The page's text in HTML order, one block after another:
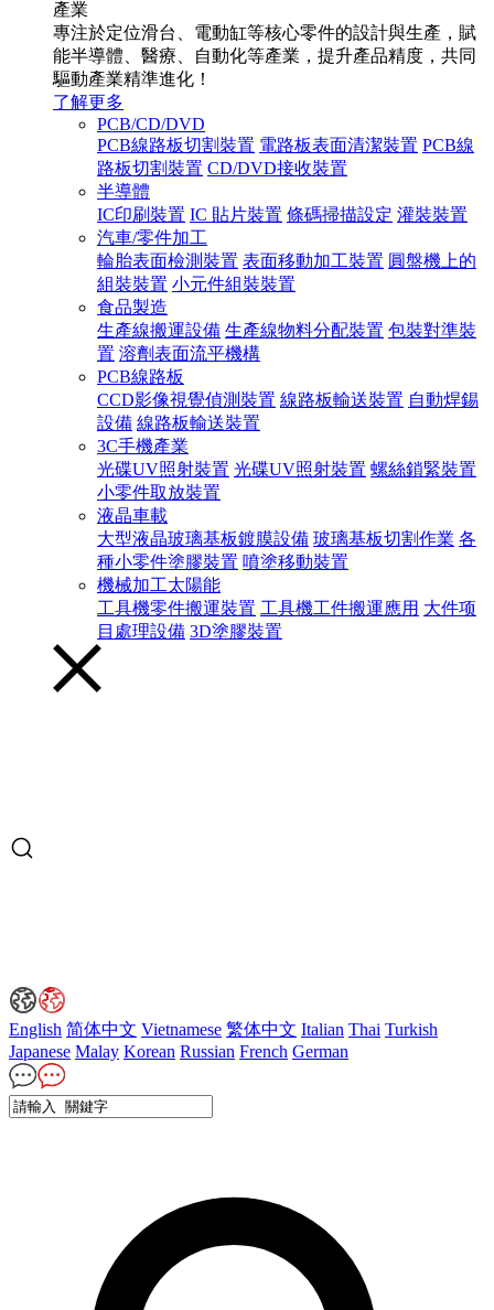
產業
專注於定位滑台、電動缸等核心零件的設計與生產，賦
能半導體、醫療、自動化等產業，提升產品精度，共同
驅動產業精準進化！
了解更多
PCB/CD/DVD
PCB線路板切割裝置 電路板表面清潔裝置 PCB線
路板切割裝置 CD/DVD接收裝置
半導體
IC印刷裝置 IC 貼片裝置 條碼掃描設定 灌裝裝置
汽車/零件加工
輪胎表面檢測裝置 表面移動加工裝置 圓盤機上的
組裝裝置 小元件組裝裝置
食品製造
生產線搬運設備 生產線物料分配裝置 包裝對準裝
置 溶劑表面流平機構
PCB線路板
CCD影像視覺偵測裝置 線路板輸送裝置 自動焊錫
設備 線路板輸送裝置
3C手機產業
光碟UV照射裝置 光碟UV照射裝置 螺絲鎖緊裝置
小零件取放裝置
液晶車載
大型液晶玻璃基板鍍膜設備 玻璃基板切割作業 各
種小零件塗膠裝置 噴塗移動裝置
機械加工太陽能
工具機零件搬運裝置 工具機工件搬運應用 大件项
目處理設備 3D塗膠裝置
English 简体中文 Vietnamese 繁体中文 Italian Thai Turkish
Japanese Malay Korean Russian French German